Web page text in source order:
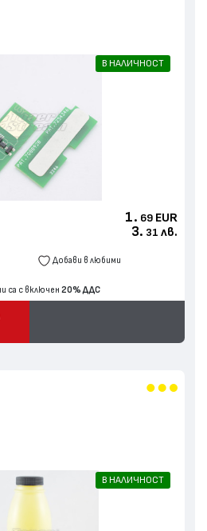
В НАЛИЧНОСТ
1. 69 EUR
3. 31 лв.
Добави в любими
са с включен 20% ДДС
В НАЛИЧНОСТ